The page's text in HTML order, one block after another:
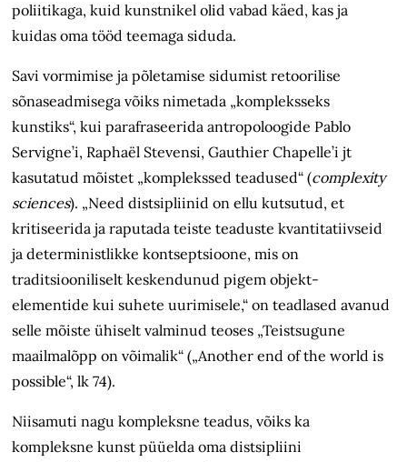
poliitikaga, kuid kunstnikel olid vabad käed, kas ja
kuidas oma tööd teemaga siduda.
Savi vormimise ja põletamise sidumist retoorilise
sõnaseadmisega võiks nimetada „kompleksseks
kunstiks“, kui parafraseerida antropoloogide Pablo
Servigne’i, Raphaël Stevensi, Gauthier Chapelle’i jt
kasutatud mõistet „komplekssed teadused“ (complexity
sciences). „Need distsipliinid on ellu kutsutud, et
kritiseerida ja raputada teiste teaduste kvantitatiivseid
ja deterministlikke kontseptsioone, mis on
traditsiooniliselt keskendunud pigem objekt-
elementide kui suhete uurimisele,“ on teadlased avanud
selle mõiste ühiselt valminud teoses „Teistsugune
maailmalõpp on võimalik“ („Another end of the world is
possible“, lk 74).
Niisamuti nagu kompleksne teadus, võiks ka
kompleksne kunst püüelda oma distsipliini